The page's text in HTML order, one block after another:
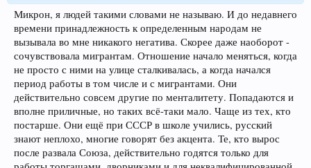
Микрон, я людей такими словами не называю. И до недавнего
времени принадлежность к определенным народам не
вызывала во мне никакого негатива. Скорее даже наоборот -
сочувствовала мигрантам. Отношение начало меняться, когда
не просто с ними на улице сталкивалась, а когда начался
период работы в том числе и с мигрантами. Они
действительно совсем другие по менталитету. Попадаются и
вполне приличные, но таких всё-таки мало. Чаще из тех, кто
постарше. Они ещё при СССР в школе учились, русский
знают неплохо, многие говорят без акцента. Те, кто вырос
после развала Союза, действительно годятся только для